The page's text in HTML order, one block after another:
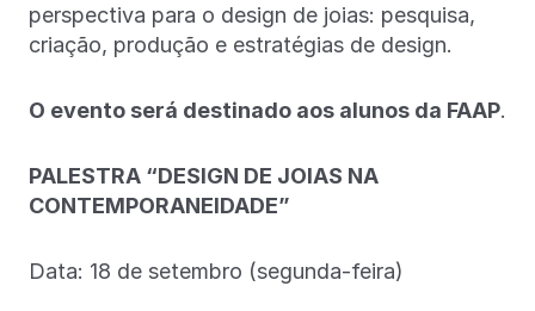
perspectiva para o design de joias: pesquisa,
criação, produção e estratégias de design.
O evento será destinado aos alunos da FAAP.
PALESTRA “DESIGN DE JOIAS NA
CONTEMPORANEIDADE”
Data: 18 de setembro (segunda-feira)